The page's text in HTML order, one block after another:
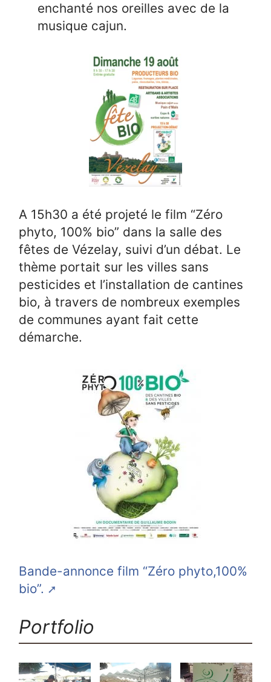
enchanté nos oreilles avec de la
musique cajun.
A 15h30 a été projeté le film “Zéro
phyto, 100% bio” dans la salle des
fêtes de Vézelay, suivi d’un débat. Le
thème portait sur les villes sans
pesticides et l’installation de cantines
bio, à travers de nombreux exemples
de communes ayant fait cette
démarche.
Bande-annonce film “Zéro phyto,100%
bio”.
Portfolio